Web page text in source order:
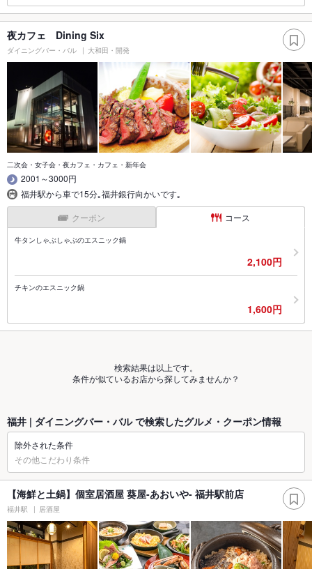
夜カフェ Dining Six
ダイニングバー・バル 大和田・開発
二次会・女子会・夜カフェ・カフェ・新年会
2001～3000円
福井駅から車で15分｡福井銀行向かいです｡
クーポン コース
牛タンしゃぶしゃぶのエスニック鍋
2,100円
チキンのエスニック鍋
1,600円
検索結果は以上です。
条件が似ているお店から探してみませんか？
福井 | ダイニングバー・バル で検索したグルメ・クーポン情報
除外された条件
その他こだわり条件
【海鮮と土鍋】個室居酒屋 葵屋-あおいや- 福井駅前店
福井駅 居酒屋